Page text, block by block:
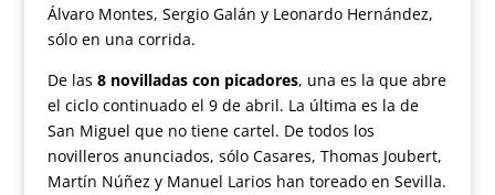
Álvaro Montes, Sergio Galán y Leonardo Hernández,
sólo en una corrida.
De las 8 novilladas con picadores, una es la que abre
el ciclo continuado el 9 de abril. La última es la de
San Miguel que no tiene cartel. De todos los
novilleros anunciados, sólo Casares, Thomas Joubert,
Martín Núñez y Manuel Larios han toreado en Sevilla.